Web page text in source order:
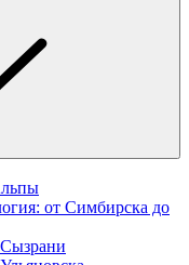
от Симбирска до